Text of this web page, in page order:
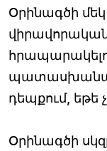
Օրինագծի
դեպքում, եթե
Օրինագծի